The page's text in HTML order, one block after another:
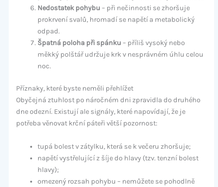
Nedostatek pohybu – při nečinnosti se zhoršuje
prokrvení svalů, hromadí se napětí a metabolický
odpad.
Špatná poloha při spánku – příliš vysoký nebo
měkký polštář udržuje krk v nesprávném úhlu celou
noc.
Příznaky, které byste neměli přehlížet
Obyčejná ztuhlost po náročném dni zpravidla do druhého
dne odezní. Existují ale signály, které napovídají, že je
potřeba věnovat krční páteři větší pozornost:
tupá bolest v zátylku, která se k večeru zhoršuje;
napětí vystřelující z šíje do hlavy (tzv. tenzní bolest
hlavy);
omezený rozsah pohybu – nemůžete se pohodlně